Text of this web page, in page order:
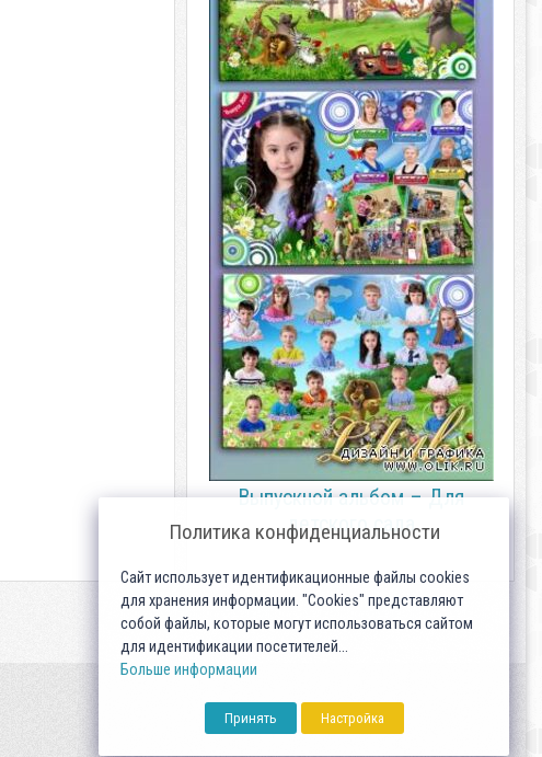
Выпускной альбом – Для
детского сада
Политика конфиденциальности
Сайт использует идентификационные файлы cookies
для хранения информации. "Cookies" представляют
собой файлы, которые могут использоваться сайтом
для идентификации посетителей...
Больше информации
Принять Настройка